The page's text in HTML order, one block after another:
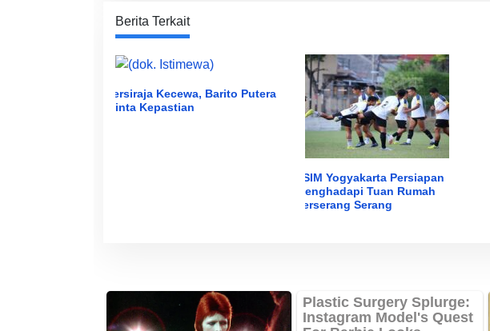
Berita Terkait
Persiraja Kecewa, Barito Putera
Minta Kepastian
PSIM Yogyakarta Persiapan
Menghadapi Tuan Rumah
Perserang Serang